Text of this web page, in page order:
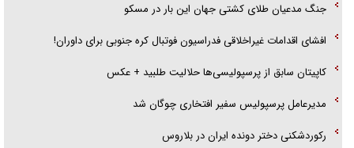
جنگ مدعیان طلای کشتی جهان این بار در مسکو
افشای اقدامات غیراخلاقی فدراسیون فوتبال کره جنوبی برای داوران!
کاپیتان سابق از پرسپولیسی‌ها حلالیت طلبید + عکس
مدیرعامل پرسپولیس سفیر افتخاری چوگان شد
رکوردشکنی دختر دونده ایران در بلاروس